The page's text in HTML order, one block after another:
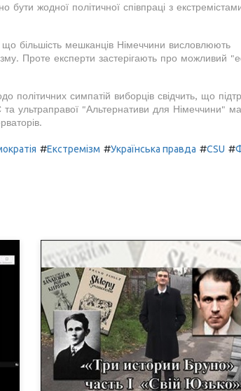
жодної політичної співпраці з
більшість мешканців Німеччини висловлюють
Проте експерти застерігають про можливий
політичних симпатій виборців свідчить, що
ультраправої "Альтернативи для Німеччини"
#Екстремізм #Українська правда #CSU #